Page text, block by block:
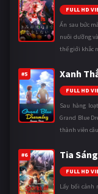
FULL HD
Ẩn sau bức
nuôi dưỡng
thế giới khắc
#5 Xanh
FULL HD
Sau hàng
Grand Blue
thành viên
#6 Tia
FULL HD
Lấy bối cảnh